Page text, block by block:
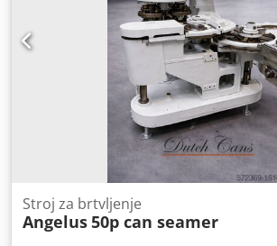
Stroj za brtvljenje
Angelus50p can seamer